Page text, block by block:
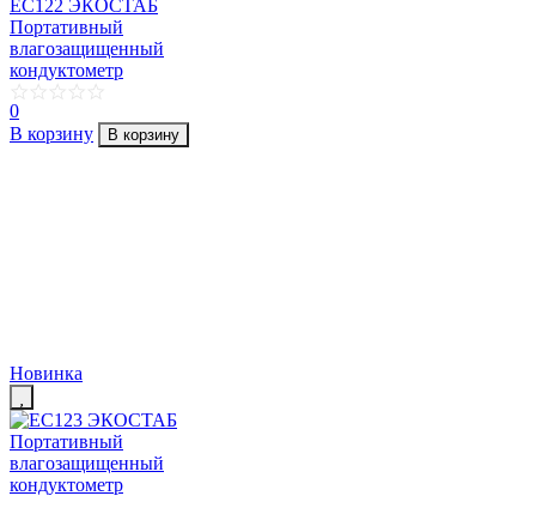
EC122 ЭКОСТАБ
Портативный
влагозащищенный
кондуктометр
0
В корзину
В корзину
Новинка